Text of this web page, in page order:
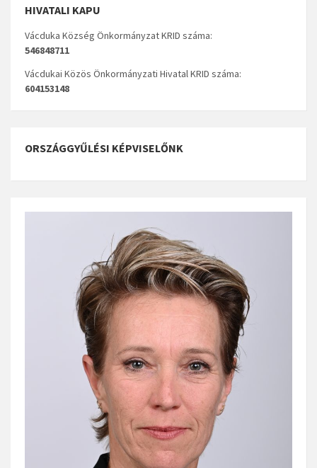
HIVATALI KAPU
Vácduka Község Önkormányzat KRID száma:
546848711
Vácdukai Közös Önkormányzati Hivatal KRID száma:
604153148
ORSZÁGGYŰLÉSI KÉPVISELŐNK